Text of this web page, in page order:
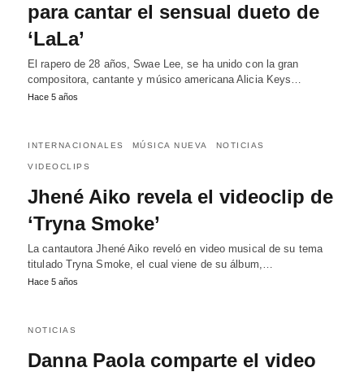
para cantar el sensual dueto de
‘LaLa’
El rapero de 28 años, Swae Lee, se ha unido con la gran
compositora, cantante y músico americana Alicia Keys…
Hace 5 años
INTERNACIONALES MÚSICA NUEVA NOTICIAS
VIDEOCLIPS
Jhené Aiko revela el videoclip de
‘Tryna Smoke’
La cantautora Jhené Aiko reveló en video musical de su tema
titulado Tryna Smoke, el cual viene de su álbum,…
Hace 5 años
NOTICIAS
Danna Paola comparte el video